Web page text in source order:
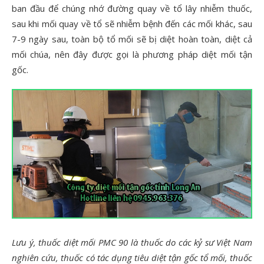
ban đầu để chúng nhớ đường quay về tổ lây nhiễm thuốc,
sau khi mối quay về tổ sẽ nhiễm bệnh đến các mối khác, sau
7-9 ngày sau, toàn bộ tổ mối sẽ bị diệt hoàn toàn, diệt cả
mối chúa, nên đây được gọi là phương pháp diệt mối tận
gốc.
Lưu ý, thuốc diệt mối PMC 90 là thuốc do các kỷ sư Việt Nam
nghiên cứu, thuốc có tác dụng tiêu diệt tận gốc tổ mối, thuốc